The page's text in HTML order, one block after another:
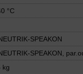
°C
SPEAKON
SPEAKON,
kg